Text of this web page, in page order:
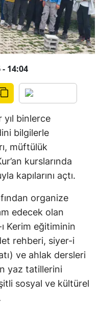
14:04
yıl binlerce
bilgilerle
müftülük
kurslarında
kapılarını açtı.
organize
edecek olan
Kerim eğitiminin
rehberi, siyer-i
ve ahlak dersleri
yaz tatillerini
sosyal ve kültürel